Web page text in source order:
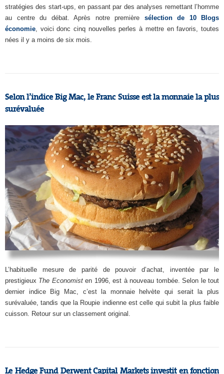
stratégies des start-ups, en passant par des analyses remettant l’homme
au centre du débat. Après notre première sélection de 10 Blogs
économie, voici donc cinq nouvelles perles à mettre en favoris, toutes
nées il y a moins de six mois.
Selon l’indice Big Mac, le Franc Suisse est la monnaie la plus
surévaluée
L’habituelle mesure de parité de pouvoir d’achat, inventée par le
prestigieux The Economisten 1996, est à nouveau tombée. Selon le tout
dernier indice Big Mac, c’est la monnaie helvète qui serait la plus
surévaluée, tandis que la Roupie indienne est celle qui subit la plus faible
cuisson. Retour sur un classement original.
Le Hedge Fund Derwent Capital Markets investit en fonction